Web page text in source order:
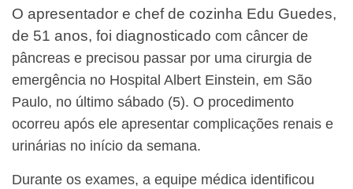
O apresentador e chef de cozinha Edu Guedes,
de 51 anos, foi diagnosticado com câncer de
pâncreas e precisou passar por uma cirurgia de
emergência no Hospital Albert Einstein, em São
Paulo, no último sábado (5). O procedimento
ocorreu após ele apresentar complicações renais e
urinárias no início da semana.
Durante os exames, a equipe médica identificou